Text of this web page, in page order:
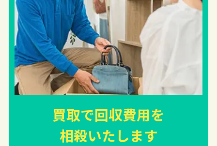
買取で回収費用を
相殺いたします